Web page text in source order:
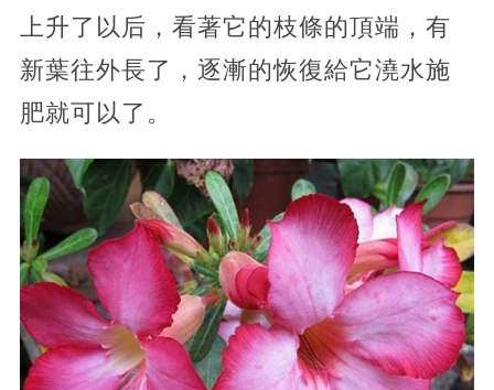
上升了以后，看著它的枝條的頂端，有
新葉往外長了，逐漸的恢復給它澆水施
肥就可以了。